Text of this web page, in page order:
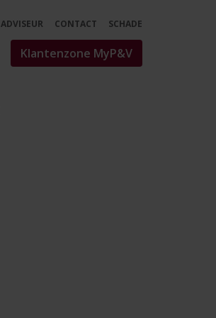
ADVISEUR CONTACT SCHADE
Klantenzone MyP&V